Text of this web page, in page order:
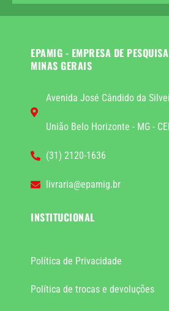
EPAMIG - EMPRESA DE
MINAS GERAIS
Avenida José Cândido da
União Belo Horizonte - MG -
(31) 2120-1636
livraria@epamig.br
INSTITUCIONAL
Política de Privacidade
Política de trocas e devoluções